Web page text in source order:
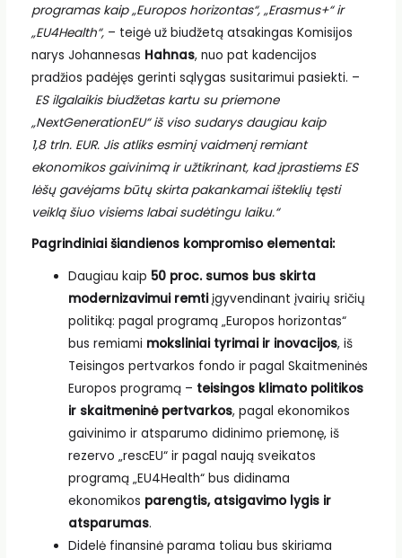
programas kaip „Europos horizontas“, „Erasmus+“ ir
„EU4Health“, – teigė už biudžetą atsakingas Komisijos
narys Johannesas Hahnas, nuo pat kadencijos
pradžios padėjęs gerinti sąlygas susitarimui pasiekti. –
ES ilgalaikis biudžetas kartu su priemone
„NextGenerationEU“ iš viso sudarys daugiau kaip
1,8 trln. EUR. Jis atliks esminį vaidmenį remiant
ekonomikos gaivinimą ir užtikrinant, kad įprastiems ES
lėšų gavėjams būtų skirta pakankamai išteklių tęsti
veiklą šiuo visiems labai sudėtingu laiku.“
Pagrindiniai šiandienos kompromiso elementai:
Daugiau kaip 50 proc. sumos bus skirta
modernizavimui remtiįgyvendinant įvairių sričių
politiką: pagal programą „Europos horizontas“
bus remiami moksliniai tyrimai ir inovacijos, iš
Teisingos pertvarkos fondo ir pagal Skaitmeninės
Europos programą – teisingos klimato politikos
ir skaitmeninė pertvarkos, pagal ekonomikos
gaivinimo ir atsparumo didinimo priemonę, iš
rezervo „rescEU“ ir pagal naują sveikatos
programą „EU4Health“ bus didinama
ekonomikos parengtis, atsigavimo lygis ir
atsparumas.
Didelė finansinė parama toliau bus skiriama